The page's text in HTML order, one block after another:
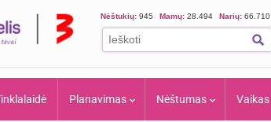
Nėštukių: 945 Mamų: 28.494 Narių: 66.710
Planavimas Nėštumas Vaikas